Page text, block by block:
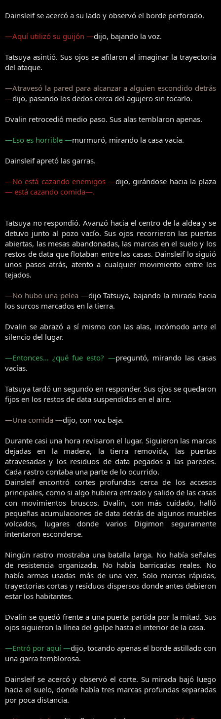
Dainsleif se acercó a su lado y observó el borde perforado.
—Aquí utilizó su guijón —dijo, bajando la voz.
Tatsuya asintió. Sus ojos se afilaron al imaginar la trayectoria
del ataque.
—Atravesó la pared para alcanzar a alguien escondido detrás
—dijo, pasando los dedos cerca del agujero sin tocarlo.
Dvalin retrocedió medio paso. Sus alas temblaron apenas.
—Eso es horrible —murmuró, mirando la casa vacía.
Dainsleif apretó las garras.
—No está cazando enemigos —dijo, girándose hacia la plaza
— está cazando comida—.
Tatsuya no respondió. Avanzó hacia el centro de la aldea y se
detuvo junto al pozo vacío. Sus ojos recorrieron las puertas
abiertas, las mesas abandonadas, las marcas en el suelo y los
restos de data que flotaban entre las casas. Dainsleif lo siguió
unos pasos atrás, atento a cualquier movimiento entre los
tejados.
—No hubo una pelea —dijo Tatsuya, bajando la mirada hacia
los surcos marcados en la tierra.
Dvalin se abrazó a sí mismo con las alas, incómodo ante el
silencio del lugar.
—Entonces… ¿qué fue esto? —preguntó, mirando las casas
vacías.
Tatsuya tardó un segundo en responder. Sus ojos se quedaron
fijos en los restos de data suspendidos en el aire.
—Una comida —dijo, con voz baja.
Durante casi una hora revisaron el lugar. Siguieron las marcas
dejadas en la madera, la tierra removida, las puertas
atravesadas y los residuos de data pegados a las paredes.
Cada rastro contaba una parte de lo ocurrido.
Dainsleif encontró cortes profundos cerca de los accesos
principales, como si algo hubiera entrado y salido de las casas
con movimientos bruscos. Dvalin, con más cuidado, halló
pequeñas acumulaciones de data detrás de algunos muebles
volcados, lugares donde varios Digimon seguramente
intentaron esconderse.
Ningún rastro mostraba una batalla larga. No había señales
de resistencia organizada. No había barricadas reales. No
había armas usadas más de una vez. Solo marcas rápidas,
trayectorias cortas y residuos dispersos donde antes debieron
estar los habitantes.
Dvalin se quedó frente a una puerta partida por la mitad. Sus
ojos siguieron la línea del golpe hasta el interior de la casa.
—Entró por aquí —dijo, tocando apenas el borde astillado con
una garra temblorosa.
Dainsleif se acercó y observó el corte. Su mirada bajó luego
hacia el suelo, donde había tres marcas profundas separadas
por poca distancia.